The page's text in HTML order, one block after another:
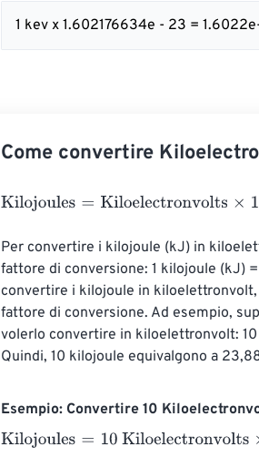
1 kev x 1.602176634e - 23 =
Come convertire
Kilojoules=Kiloelectronvolts×
Per convertire i kilojoule (kJ) in
fattore di conversione: 1 kilojoule
convertire i kilojoule in
fattore di conversione. Ad esempio,
volerlo convertire in kiloelettronvolt:
Quindi, 10 kilojoule equivalgono a
Esempio: Convertire 10
Kilojoules=10 Kiloelectronvolts×